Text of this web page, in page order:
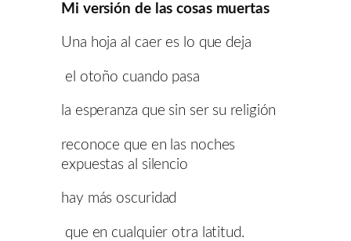
Mi versión de las cosas muertas
Una hoja al caer es lo que deja
el otoño cuando pasa
la esperanza que sin ser su religión
reconoce que en las noches
expuestas al silencio
hay más oscuridad
que en cualquier otra latitud.